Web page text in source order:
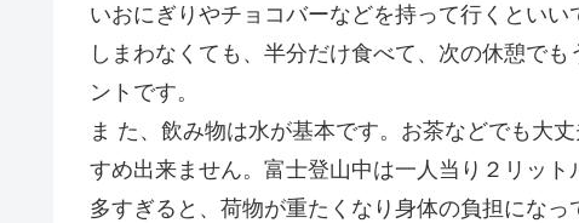
いおにぎりやチョコバーなどを持って行くとい
しまわなくても、半分だけ食べて、次の休憩で
ントです。
ま た、飲み物は水が基本です。お茶などでも大
すめ出来ません。富士登山中は一人当り２リッ
多すぎると、荷物が重たくなり身体の負担にな